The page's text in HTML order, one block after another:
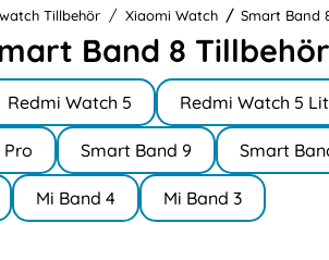
Tillbehör Xiaomi Watch Smart Band
Band 8 Tillbehör
Redmi Watch 5 Redmi Watch 5
Smart Band 9 Smart
Mi Band 4 Mi Band 3